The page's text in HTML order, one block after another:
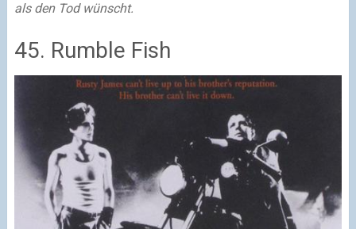
als den Tod wünscht.
45. Rumble Fish